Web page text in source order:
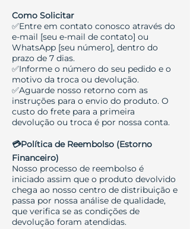
Como Solicitar
✅Entre em contato conosco através do
e-mail [seu e-mail de contato] ou
WhatsApp [seu número], dentro do
prazo de 7 dias.
✅Informe o número do seu pedido e o
motivo da troca ou devolução.
✅Aguarde nosso retorno com as
instruções para o envio do produto. O
custo do frete para a primeira
devolução ou troca é por nossa conta.
💳Política de Reembolso (Estorno
Financeiro)
Nosso processo de reembolso é
iniciado assim que o produto devolvido
chega ao nosso centro de distribuição e
passa por nossa análise de qualidade,
que verifica se as condições de
devolução foram atendidas.